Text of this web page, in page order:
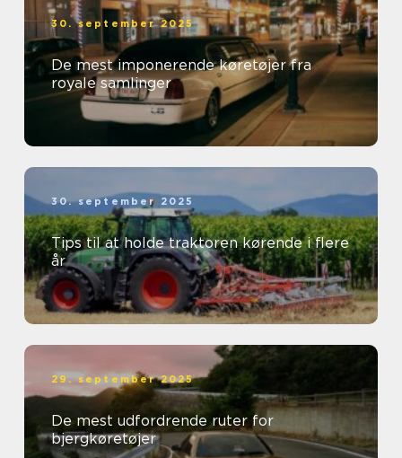
30. september 2025
De mest imponerende køretøjer fra
royale samlinger
30. september 2025
Tips til at holde traktoren kørende i flere
år
29. september 2025
De mest udfordrende ruter for
bjergkøretøjer